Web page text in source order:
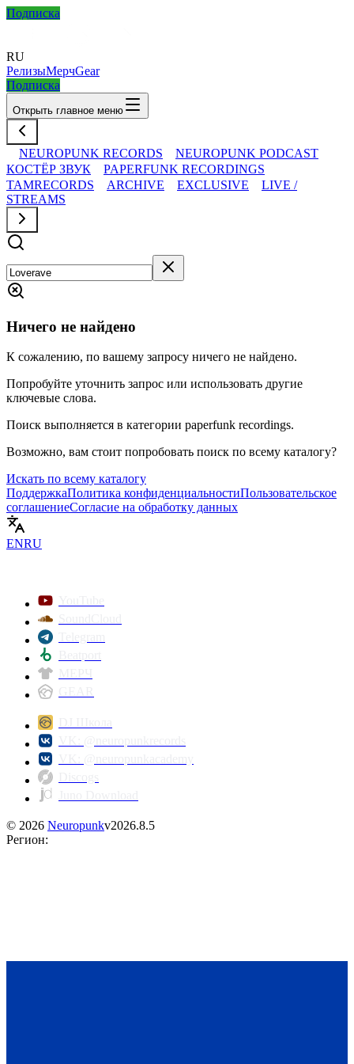
Подписка
RU
РелизыМерчGear
Подписка
Открыть главное меню
NEUROPUNK RECORDS
NEUROPUNK PODCAST
КОСТЁР ЗВУК
PAPERFUNK RECORDINGS
TAMRECORDS
ARCHIVE EXCLUSIVE
LIVE /
STREAMS
Ничего не найдено
К сожалению, по вашему запросу ничего не найдено.
Попробуйте уточнить запрос или использовать другие
ключевые слова.
Поиск выполняется в категории paperfunk recordings.
Возможно, вам стоит попробовать поиск по всему каталогу?
Искать по всему каталогу
ПоддержкаПолитика конфиденциальностиПользовательское
соглашениеСогласие на обработку данных
ENRU
© 2026 Neuropunkv2026.8.5
Регион: